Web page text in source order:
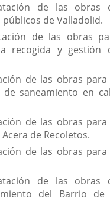
de las obras
de Valladolid.
de las obras
recogida y gestión
de las obras para
saneamiento en
de las obras para
de Recoletos.
de las obras para
de las obras
del Barrio de